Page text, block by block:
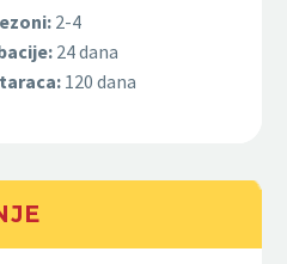
2-4
24 dana
120 dana